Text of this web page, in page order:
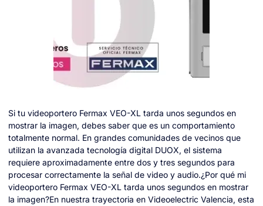
Si tu videoportero Fermax VEO-XL tarda unos segundos en
mostrar la imagen, debes saber que es un comportamiento
totalmente normal. En grandes comunidades de vecinos que
utilizan la avanzada tecnología digital DUOX, el sistema
requiere aproximadamente entre dos y tres segundos para
procesar correctamente la señal de video y audio.¿Por qué mi
videoportero Fermax VEO-XL tarda unos segundos en mostrar
la imagen?En nuestra trayectoria en Videoelectric Valencia, esta